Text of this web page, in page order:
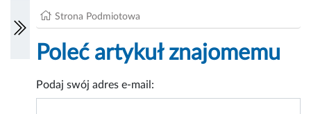
Strona Podmiotowa
Poleć artykuł znajomemu
Podaj swój adres e-mail: